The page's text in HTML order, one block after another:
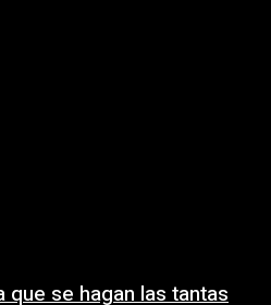
que se hagan las tantas